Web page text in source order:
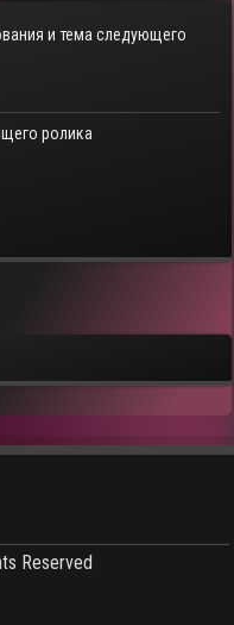
и тема следующего
ролика
Reserved